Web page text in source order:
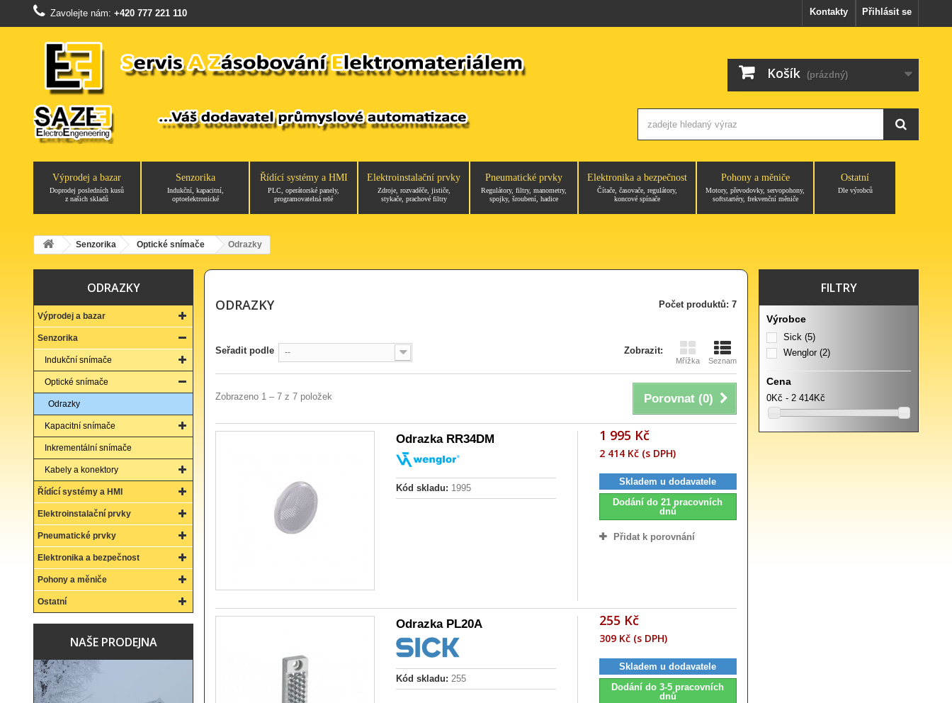
Přihlásit se
Kontakty
Zavolejte nám: +420 777 221 110
Košík (prázdný)
Výprodej a bazar
Doprodej posledních kusů
z našich skladů
Senzorika
Indukční, kapacitní,
optoelektronické
Řídící systémy a HMI
PLC, operátorské panely,
programovatelná relé
Elektroinstalační prvky
Zdroje, rozvaděče, jističe,
stykače, prachové filtry
Pneumatické prvky
Regulátory, filtry, manometry,
spojky, šroubení, hadice
Elektronika a bezpečnost
Čítače, časovače, regulátory,
koncové spínače
Pohony a měniče
Motory, převodovky, servopohony,
softstartéry, frekvenční měniče
Ostatní
Dle výrobců
Senzorika Optické snímače Odrazky
ODRAZKY
Výprodej a bazar
Senzorika
Indukční snímače
Optické snímače
Odrazky
Kapacitní snímače
Inkrementální snímače
Kabely a konektory
Řídící systémy a HMI
Elektroinstalační prvky
Pneumatické prvky
Elektronika a bezpečnost
Pohony a měniče
Ostatní
NAŠE PRODEJNA
ODRAZKY Počet produktů: 7
Zobrazit:
Mřížka Seznam
Seřadit podle --
Porovnat (0)
Zobrazeno 1 – 7 z 7 položek
Odrazka RR34DM
Kód skladu: 1995
1 995 Kč
2 414 Kč (s DPH)
Skladem u dodavatele
Dodání do 21 pracovních
dnů
Přidat k porovnání
Odrazka PL20A
Kód skladu: 255
255 Kč
309 Kč (s DPH)
Skladem u dodavatele
Dodání do 3-5 pracovních
dnů
FILTRY
Výrobce
Sick (5)
Wenglor (2)
Cena
0Kč - 2 414Kč